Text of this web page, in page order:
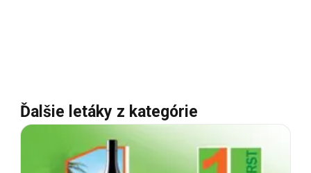
Ďalšie letáky z kategórie